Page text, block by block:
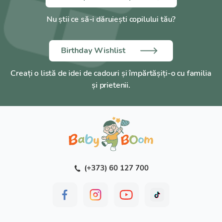
Compoziție:Poliamidă – 60%, Lycra – 40%.
Producător:Tonus Elast.
Nu știi ce să-i dăruiești copilului tău?
Birthday Wishlist
Creați o listă de idei de cadouri și împărtășiți-o cu familia
și prietenii.
(+373) 60 127 700